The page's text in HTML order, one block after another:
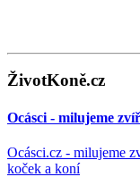
ŽivotKoně.cz
Ocásci - milujeme
Ocásci.cz - milujeme
koček a koní